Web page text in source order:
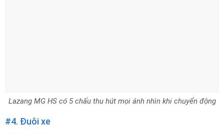
Lazang MG HS có 5 chấu thu hút mọi ánh nhìn khi chuyển động
#4. Đuôi xe